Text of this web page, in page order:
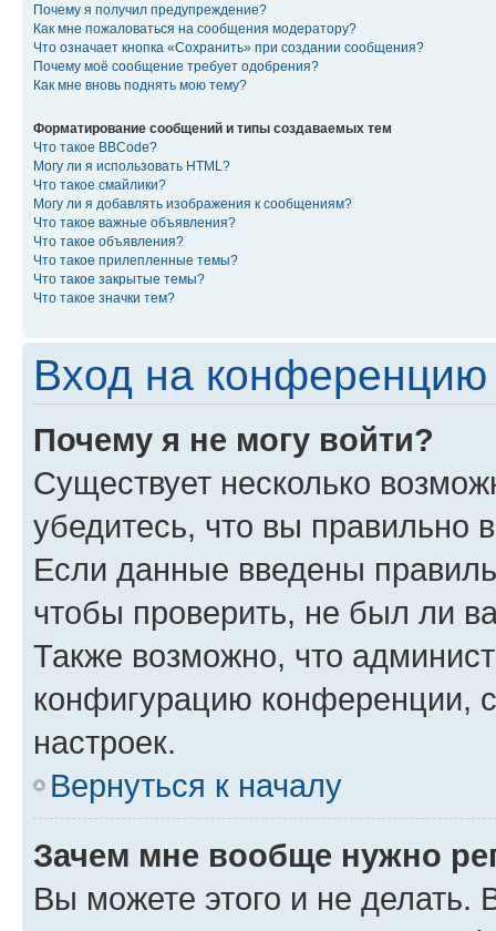
Почему я получил предупреждение?
Как мне пожаловаться на сообщения модератору?
Что означает кнопка «Сохранить» при создании сообщения?
Почему моё сообщение требует одобрения?
Как мне вновь поднять мою тему?
Форматирование сообщений и типы создаваемых тем
Что такое BBCode?
Могу ли я использовать HTML?
Что такое смайлики?
Могу ли я добавлять изображения к сообщениям?
Что такое важные объявления?
Что такое объявления?
Что такое прилепленные темы?
Что такое закрытые темы?
Что такое значки тем?
Вход на конференцию
Почему я не могу войти?
Существует несколько
убедитесь, что вы правильно
Если данные введены
чтобы проверить, не был ли
Также возможно, что
конфигурацию конференции,
настроек.
Вернуться к началу
Зачем мне вообще нужно
Вы можете этого и не делать.